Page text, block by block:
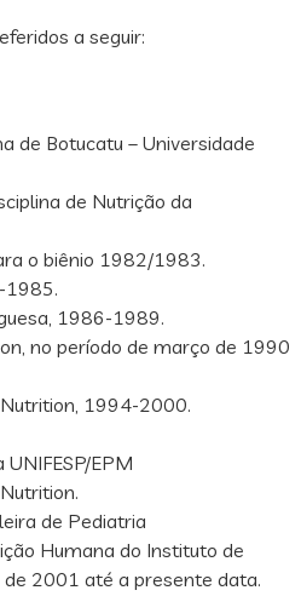
a seguir:
de Botucatu – Universidade
de Nutrição da
o biênio 1982/1983.
1985.
1986-1989.
no período de março de 1990
1994-2000.
EPM
de Pediatria
Humana do Instituto de
de 2001 até a presente data.